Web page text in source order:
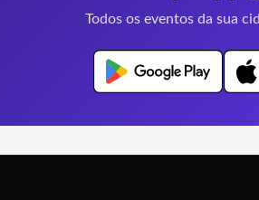
Todos os eventos da sua